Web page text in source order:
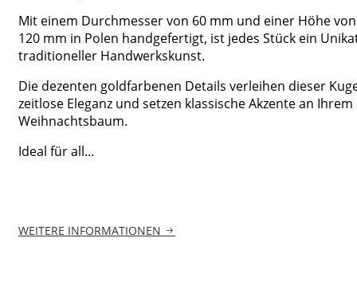
Mit einem Durchmesser von 60 mm und einer Höhe von
120 mm in Polen handgefertigt, ist jedes Stück ein
traditioneller Handwerkskunst.
Die dezenten goldfarbenen Details verleihen dieser
zeitlose Eleganz und setzen klassische Akzente an Ihrem
Weihnachtsbaum.
Ideal für all...
WEITERE INFORMATIONEN